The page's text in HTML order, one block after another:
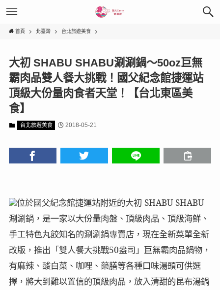
首頁 北臺灣 台北旅遊美食
大初 SHABU SHABU涮涮鍋～50oz巨無
霸肉品雙人餐大挑戰！國父紀念館捷運站
頂級大份量肉食者天堂！【台北東區美
食】
台北旅遊美食 2018-05-21
位於國父紀念館捷運站附近的大初 SHABU SHABU
涮涮鍋，是一家以大份量肉盤、頂級肉品、頂級海鮮、
手工特色丸餃知名的涮涮鍋專賣店，現在全新菜單全新
改版，推出「雙人餐大挑戰50盎司」巨無霸肉品鍋物，
有麻辣、酸白菜、咖哩、藥膳等各種口味湯頭可供選
擇，將大到難以置信的頂級肉品，放入清甜的昆布湯鍋